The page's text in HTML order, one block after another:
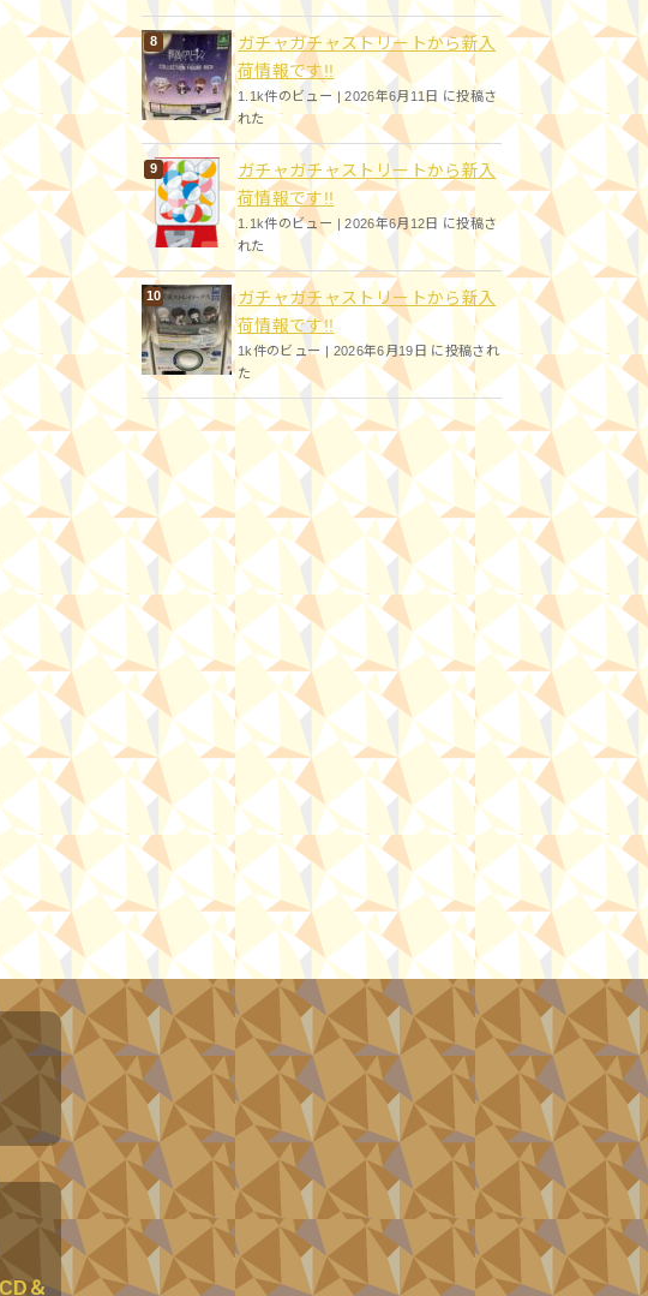
ガチャガチャストリートから新入
荷情報です!!
1.1k件のビュー|2026年6月11日 に投稿さ
れた
ガチャガチャストリートから新入
荷情報です!!
1.1k件のビュー |2026年6月12日 に投稿さ
れた
ガチャガチャストリートから新入
荷情報です!!
1k件のビュー |2026年6月19日 に投稿され
た
CD＆